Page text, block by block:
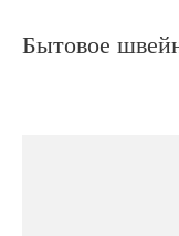
Бытовое